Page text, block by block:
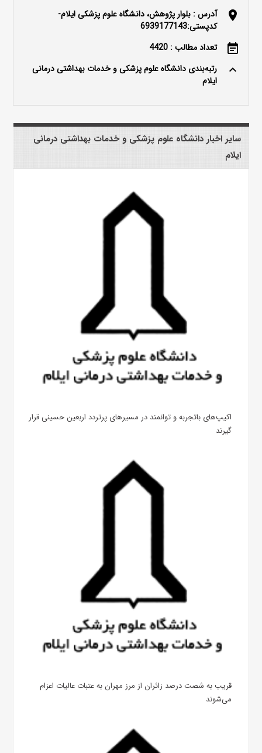
location_on
آدرس : بلوار پژوهش، دانشگاه علوم پزشکی ایلام-
کدپستی:6939177143
event_note تعداد مطالب : 4420
keyboard_arrow_up
رتبه‌بندی دانشگاه علوم پزشکی و خدمات بهداشتی درمانی
ایلام
سایر اخبار دانشگاه علوم پزشکی و خدمات بهداشتی درمانی
ایلام
اکیپ‌های باتجربه و توانمند در مسیرهای پرتردد اربعین حسینی قرار
گیرند
قریب به شصت درصد زائران از مرز مهران به عتبات عالیات اعزام
می‌شوند